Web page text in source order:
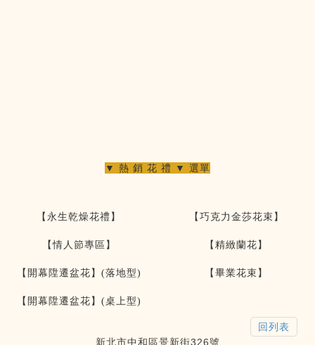
▼ 熱 銷 花 禮 ▼ 選單
【永生乾燥花禮】 【巧克力金莎花束】
【情人節專區】 【精緻蘭花】
【開幕陞遷盆花】(落地型) 【畢業花束】
【開幕陞遷盆花】(桌上型)
新北市中和區景新街326號
回列表